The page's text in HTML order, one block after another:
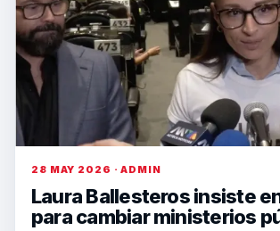
28 MAY 2026 · ADMIN
Laura Ballesteros insiste
para cambiar ministerios